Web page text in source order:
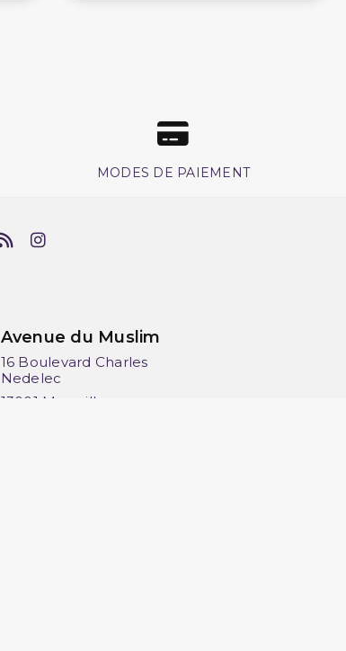
MODES DE PAIEMENT
Avenue du Muslim
16 Boulevard Charles
Nedelec
13001 Marseille